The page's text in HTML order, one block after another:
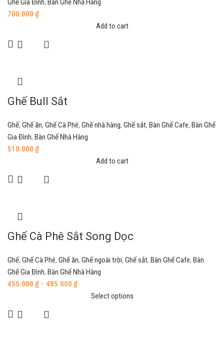
Ghế Gia Đình, Bàn Ghế Nhà Hàng
700.000 ₫
Add to cart
Ghế Bull Sắt
Ghế, Ghế ăn, Ghế Cà Phê, Ghế nhà hàng, Ghế sắt, Bàn Ghế Cafe, Bàn Ghế
Gia Đình, Bàn Ghế Nhà Hàng
510.000 ₫
Add to cart
Ghế Cà Phê Sắt Song Dọc
Ghế, Ghế Cà Phê, Ghế ăn, Ghế ngoài trời, Ghế sắt, Bàn Ghế Cafe, Bàn
Ghế Gia Đình, Bàn Ghế Nhà Hàng
455.000 ₫ – 485.000 ₫
Select options